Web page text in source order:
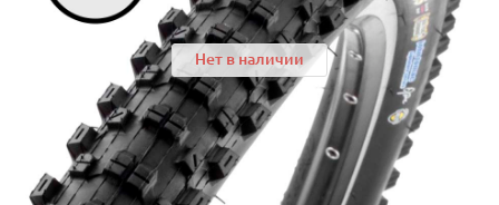
Нет в наличии